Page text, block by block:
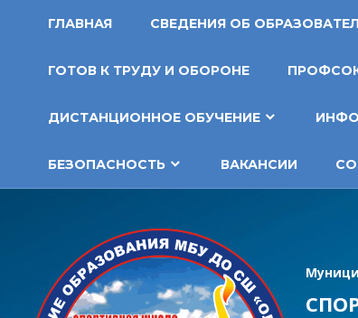
содержимому
ГЛАВНАЯ СВЕДЕНИЯ ОБ
ГОТОВ К ТРУДУ И ОБОРОНЕ
ДИСТАНЦИОННОЕ ОБУЧЕНИЕ
БЕЗОПАСНОСТЬ ВАКАНСИИ